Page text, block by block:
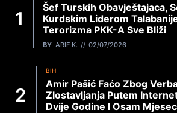
Šef Turskih Obavještajaca,
Kurdskim Liderom
Terorizma PKK-A Sve Bliži
BY ARIF K. 02/07/2026
BIH
Amir Pašić Faćo Zbog
Zlostavljanja Putem
Dvije Godine I Osam